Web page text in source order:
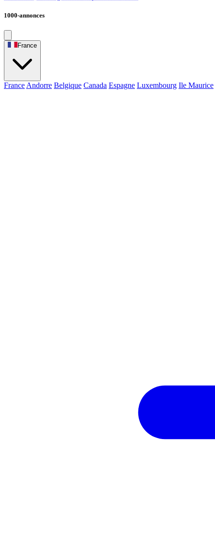
1000-annonces
France
France Andorre Belgique Canada Espagne Luxembourg Ile Maurice